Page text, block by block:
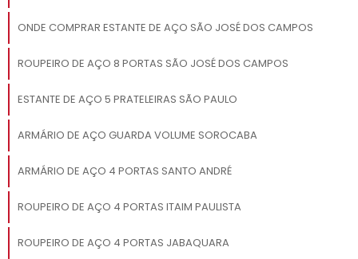
ONDE COMPRAR ESTANTE DE AÇO SÃO JOSÉ DOS CAMPOS
ROUPEIRO DE AÇO 8 PORTAS SÃO JOSÉ DOS CAMPOS
ESTANTE DE AÇO 5 PRATELEIRAS SÃO PAULO
ARMÁRIO DE AÇO GUARDA VOLUME SOROCABA
ARMÁRIO DE AÇO 4 PORTAS SANTO ANDRÉ
ROUPEIRO DE AÇO 4 PORTAS ITAIM PAULISTA
ROUPEIRO DE AÇO 4 PORTAS JABAQUARA